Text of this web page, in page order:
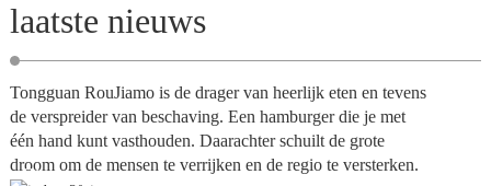
laatste nieuws
Tongguan RouJiamo is de drager van heerlijk eten en tevens
de verspreider van beschaving. Een hamburger die je met
één hand kunt vasthouden. Daarachter schuilt de grote
droom om de mensen te verrijken en de regio te versterken.
Zie